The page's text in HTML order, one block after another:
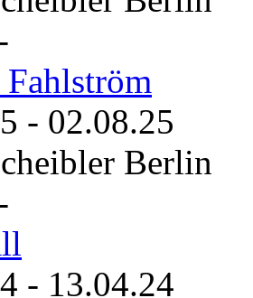
- 02.08.25
Berlin
- 13.04.24